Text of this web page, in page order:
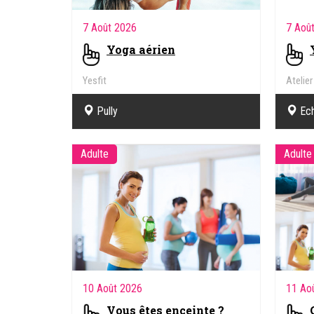
7 Août 2026
Yoga aérien
Yesfit
Pully
7
Atelier
Adulte
10 Août 2026
Vous êtes enceinte ?
Adulte
11